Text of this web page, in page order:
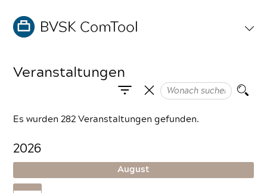
Veranstaltungen
Es wurden 282 Veranstaltungen gefunden.
2026
August